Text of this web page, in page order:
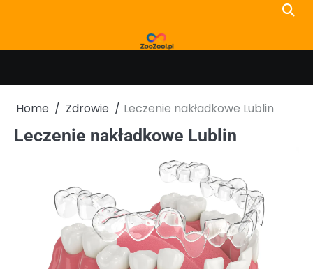
Home Zdrowie Leczenie nakładkowe Lublin
Leczenie nakładkowe Lublin